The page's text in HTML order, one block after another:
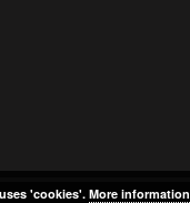
'cookies'. More information